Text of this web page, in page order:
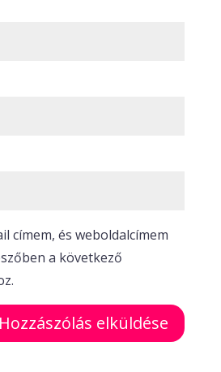
címem, és weboldalcímem
a következő